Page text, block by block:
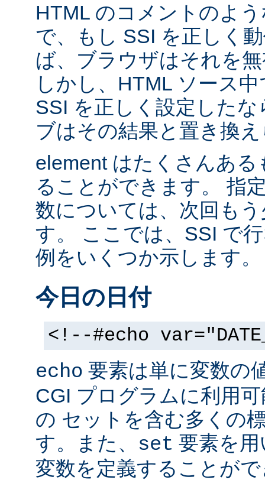
HTML のコメントのよ
で、もし SSI を正しく
ば、ブラウザはそれを
しかし、HTML ソース
SSI を正しく設定した
ブはその結果と置き換
element はたくさんあ
ることができます。 指
数については、次回も
す。 ここでは、SSI で
例をいくつか示します。
今日の日付
<!--#echo
echo 要素は単に変数の
CGI プログラムに利用
の セットを含む多くの
す。また、 set 要素を
変数を定義することが